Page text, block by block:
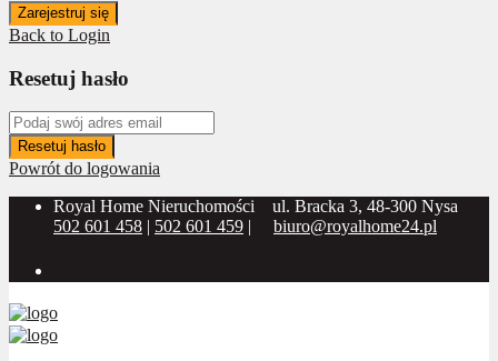
Zarejestruj się
Back to Login
Resetuj hasło
Resetuj hasło
Powrót do logowania
Royal Home Nieruchomości
ul. Bracka 3, 48-300 Nysa
502 601 458 | 502 601 459 | biuro@royalhome24.pl